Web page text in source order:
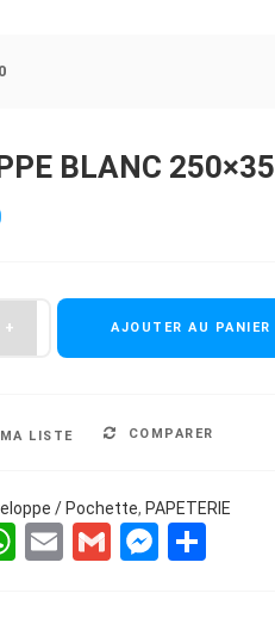
BLANC
AJOUTER AU PANIER
LISTE COMPARER
/ Pochette, PAPETERIE
WhatsApp
EmailGmail